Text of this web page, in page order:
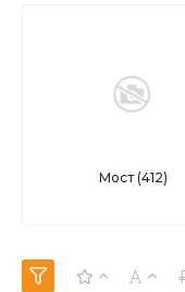
Мост(412)